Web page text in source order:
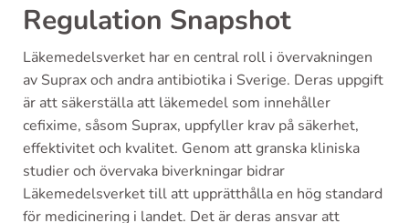
Regulation Snapshot
Läkemedelsverket har en central roll i övervakningen
av Suprax och andra antibiotika i Sverige. Deras uppgift
är att säkerställa att läkemedel som innehåller
cefixime, såsom Suprax, uppfyller krav på säkerhet,
effektivitet och kvalitet. Genom att granska kliniska
studier och övervaka biverkningar bidrar
Läkemedelsverket till att upprätthålla en hög standard
för medicinering i landet. Det är deras ansvar att